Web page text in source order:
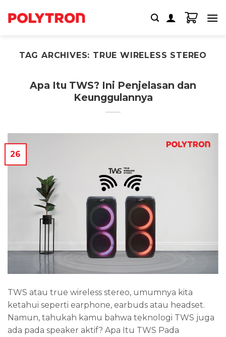
TAG ARCHIVES: TRUE WIRELESS STEREO
Apa Itu TWS? Ini Penjelasan dan
Keunggulannya
26
TWS atau true wireless stereo, umumnya kita
ketahui seperti earphone, earbuds atau headset.
Namun, tahukah kamu bahwa teknologi TWS juga
ada pada speaker aktif? Apa Itu TWS Pada